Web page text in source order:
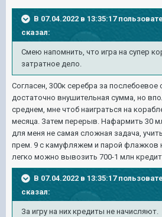
В 07.04.2022 в 13:35:17
сказал:
Смею напомнить, что игра на супер
затратное дело.
Согласен, 300к серебра за послебоевое
достаточно внушительная сумма, но
среднем, мне чтоб наиграться на
месяца. Затем перерыв. Нафармить 30
для меня не самая сложная задача,
прем. 9 с камуфляжем и парой флажков
легко можно вывозить 700-1 млн
В 07.04.2022 в 13:35:17
сказал:
За игру на них кредиты не начисляют.